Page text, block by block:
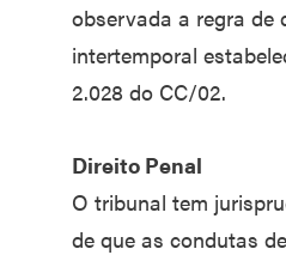
observada a regra de
intertemporal
2.028 do CC/02.
Direito Penal
O tribunal tem
de que as condutas